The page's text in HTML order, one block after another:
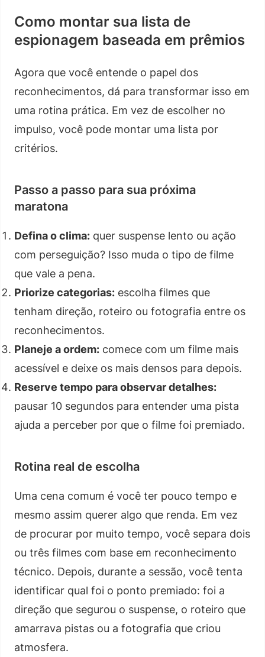
Como montar sua lista de
espionagem baseada em prêmios
Agora que você entende o papel dos
reconhecimentos, dá para transformar isso em
uma rotina prática. Em vez de escolher no
impulso, você pode montar uma lista por
critérios.
Passo a passo para sua próxima
maratona
Defina o clima: quer suspense lento ou ação
com perseguição? Isso muda o tipo de filme
que vale a pena.
Priorize categorias: escolha filmes que
tenham direção, roteiro ou fotografia entre os
reconhecimentos.
Planeje a ordem: comece com um filme mais
acessível e deixe os mais densos para depois.
Reserve tempo para observar detalhes:
pausar 10 segundos para entender uma pista
ajuda a perceber por que o filme foi premiado.
Rotina real de escolha
Uma cena comum é você ter pouco tempo e
mesmo assim querer algo que renda. Em vez
de procurar por muito tempo, você separa dois
ou três filmes com base em reconhecimento
técnico. Depois, durante a sessão, você tenta
identificar qual foi o ponto premiado: foi a
direção que segurou o suspense, o roteiro que
amarrava pistas ou a fotografia que criou
atmosfera.